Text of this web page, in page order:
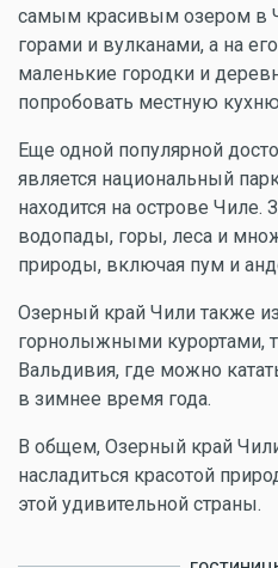
самым красивым озером в
горами и вулканами, а на
маленькие городки и
попробовать местную
Еще одной популярной
является национальный
находится на острове
водопады, горы, леса и
природы, включая пум и
Озерный край Чили также
горнолыжными курортами,
Вальдивия, где можно
в зимнее время года.
В общем, Озерный край
насладиться красотой
этой удивительной страны.